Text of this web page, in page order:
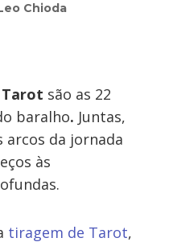
Chioda
Tarot são as 22
baralho. Juntas,
arcos da jornada
às
tiragem de Tarot,